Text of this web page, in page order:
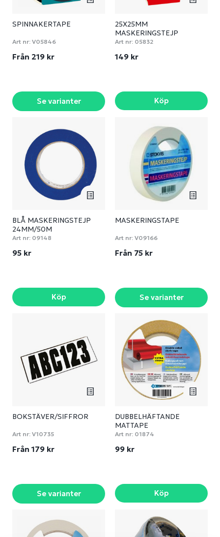
SPINNAKERTAPE
Art nr: V05846
Från 219 kr
Se varianter
25X25MM
MASKERINGSTEJP
PRECISION OUTDOOR
Art nr: 05832
149 kr
Köp
BLÅ MASKERINGSTEJP
24MM/50M
Art nr: 09148
95 kr
Köp
MASKERINGSTAPE
Art nr: V09166
Från 75 kr
Se varianter
BOKSTÄVER/SIFFROR
Art nr: V10735
Från 179 kr
Se varianter
DUBBELHÄFTANDE
MATTAPE
Art nr: 01874
99 kr
Köp